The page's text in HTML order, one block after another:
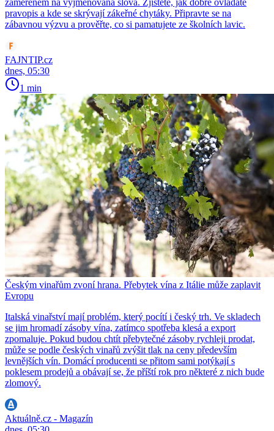
pravopis a kde se skrývají zákeřné chytáky. Připravte se na
zábavnou výzvu a prověřte, co si pamatujete ze školních lavic.
FAJNTIP.cz
dnes, 05:30
1 min
Českým vinařům zvoní hrana. Přebytek vína z Itálie může zaplavit
Evropu
Italská vinařství mají problém, který pocítí i český trh. Ve skladech
se jim hromadí zásoby vína, zatímco spotřeba klesá a export
zpomaluje. Pokud budou chtít přebytečné zásoby rychleji prodat,
může se podle českých vinařů zvýšit tlak na ceny především
levnějších vín. Domácí producenti se přitom sami potýkají s
poklesem prodejů a obávají se, že příští rok pro některé z nich bude
zlomový.
Aktuálně.cz - Magazín